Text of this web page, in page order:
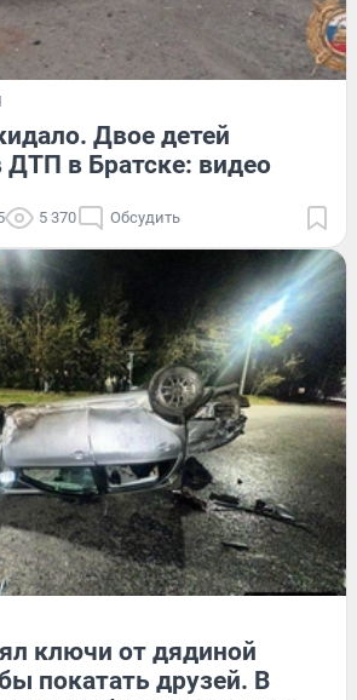
Двое детей
ДТП в Братске: видео
5 370 Обсудить
ключи от дядиной
покатать друзей. В